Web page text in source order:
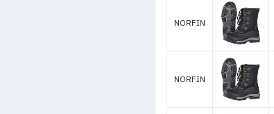
NORFIN
NORFIN